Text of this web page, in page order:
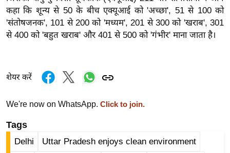
ज
ग
त
व
न्यू
ज
ब्री
फ
कहा कि शून्य से 50 के बीच एक्यूआई को 'अच्छा', 51 से 100 को
'संतोषजनक', 101 से 200 को 'मध्यम', 201 से 300 को 'खराब', 301
से 400 को 'बहुत खराब' और 401 से 500 को 'गंभीर' माना जाता है।
शेयर करें
We're now on WhatsApp. Click to join.
Tags
Delhi Uttar Pradesh enjoys clean environment